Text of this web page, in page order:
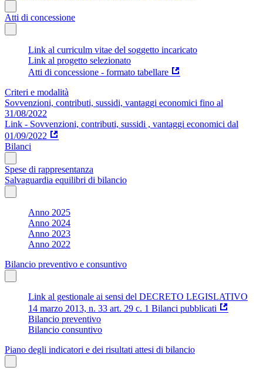
Atti di concessione
Link al curriculm vitae del soggetto incaricato
Link al progetto selezionato
Atti di concessione - formato tabellare
Criteri e modalità
Sovvenzioni, contributi, sussidi, vantaggi economici fino al
31/08/2022
Link - Sovvenzioni, contributi, sussidi , vantaggi economici dal
01/09/2022
Bilanci
Spese di rappresentanza
Salvaguardia equilibri di bilancio
Anno 2025
Anno 2024
Anno 2023
Anno 2022
Bilancio preventivo e consuntivo
Link al gestionale ai sensi del DECRETO LEGISLATIVO
14 marzo 2013, n. 33 art. 29 c. 1 Bilanci pubblicati
Bilancio preventivo
Bilancio consuntivo
Piano degli indicatori e dei risultati attesi di bilancio